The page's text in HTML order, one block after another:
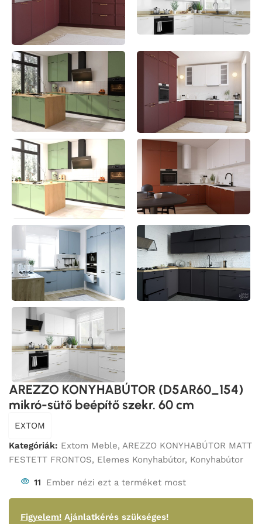
AREZZO KONYHABÚTOR (D5AR60_154)
mikró-sütő beépítő szekr. 60 cm
EXTOM
Kategóriák: Extom Meble, AREZZO KONYHABÚTOR MATT
FESTETT FRONTOS, Elemes Konyhabútor, Konyhabútor
11 Ember nézi ezt a terméket most
Figyelem! Ajánlatkérés szükséges!